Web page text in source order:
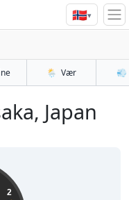
🇳🇴▾
🌦️ Vær 💨
Japan
2